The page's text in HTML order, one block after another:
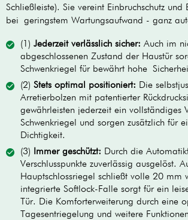
Schließleiste). Sie vereint Einbruchschutz und
bei geringstem Wartungsaufwand - ganz
(1) Jederzeit verlässlich sicher: Auch im
abgeschlossenen Zustand der Haustür
Schwenkriegel für bewährt hohe
(2) Stets optimal positioniert: Die
Arretierbolzen mit patentierter
gewährleisten jederzeit ein vollständiges
Schwenkriegel und sorgen zusätzlich für
Dichtigkeit.
(3)
Immer geschützt: Durch die
Verschlusspunkte zuverlässig ausgelöst.
Hauptschlossriegel schließt volle 20 mm
integrierte Softlock-Falle sorgt für ein
Tür. Die Komforterweiterung durch eine
Tagesentriegelung und weitere